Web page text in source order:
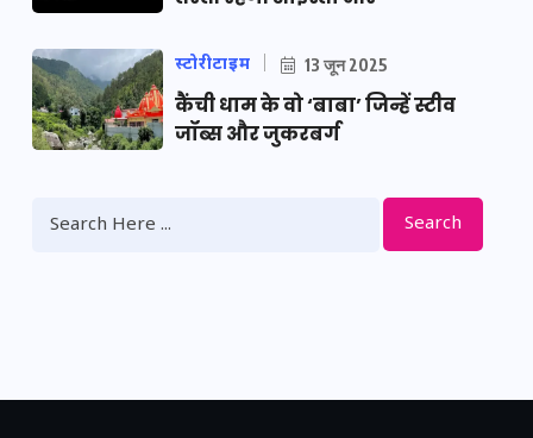
स्टोरीटाइम 13 जून 2025
कैंची धाम के वो ‘बाबा’ जिन्हें स्टीव
जॉब्स और जुकरबर्ग
Search